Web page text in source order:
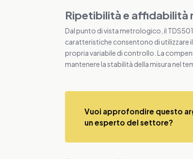
Ripetibilità e affidabilità
Dal punto di vista metrologico, il
caratteristiche consentono di utilizzare
propria variabile di controllo. La
mantenere la stabilità della misura nel
Vuoi approfondire questo
un esperto del settore?